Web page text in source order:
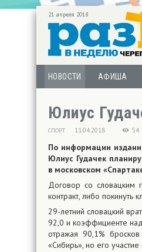
21 апреля 2018
НОВОСТИ АФИША
Юлиус
СПОРТ 11.04.2018 54
По информации
Юлиус Гудачек
в московском
Договор со словацким
контракт, либо покинуть
29-летний словацкий
92,0 и коэффициенте
отражая 90,1%
«Сибирь», но его